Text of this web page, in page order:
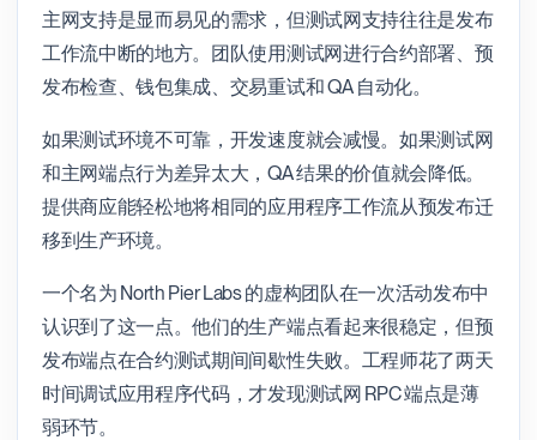
主网支持是显而易见的需求，但测试网支持往往是发布
工作流中断的地方。团队使用测试网进行合约部署、预
发布检查、钱包集成、交易重试和 QA 自动化。
如果测试环境不可靠，开发速度就会减慢。如果测试网
和主网端点行为差异太大，QA 结果的价值就会降低。
提供商应能轻松地将相同的应用程序工作流从预发布迁
移到生产环境。
一个名为 North Pier Labs 的虚构团队在一次活动发布中
认识到了这一点。他们的生产端点看起来很稳定，但预
发布端点在合约测试期间间歇性失败。工程师花了两天
时间调试应用程序代码，才发现测试网 RPC 端点是薄
弱环节。